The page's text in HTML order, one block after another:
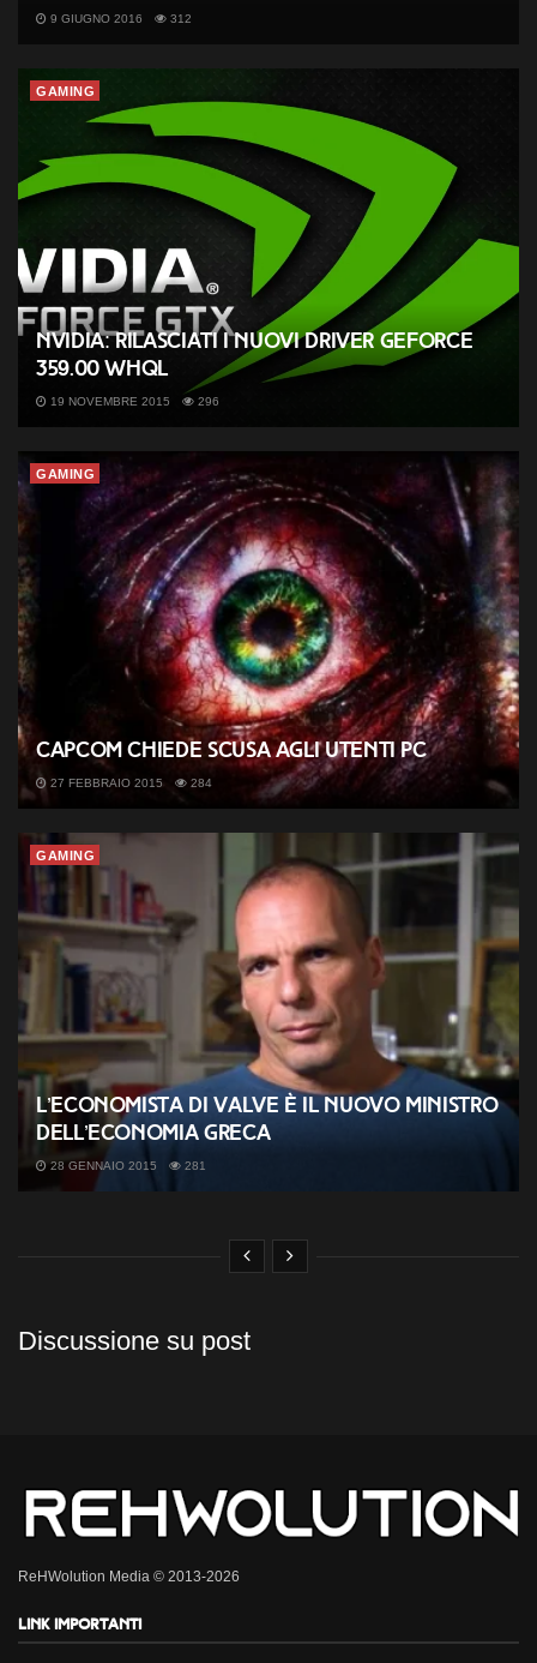
9 GIUGNO 2016 312
GAMING
Nvidia: rilasciati i nuovi driver GeForce
359.00 WHQL
19 NOVEMBRE 2015 296
GAMING
Capcom chiede scusa agli utenti PC
27 FEBBRAIO 2015 284
GAMING
L’economista di Valve è il nuovo ministro
dell’economia greca
28 GENNAIO 2015 281
Discussione su post
ReHWolution Media © 2013-2026
Link importanti